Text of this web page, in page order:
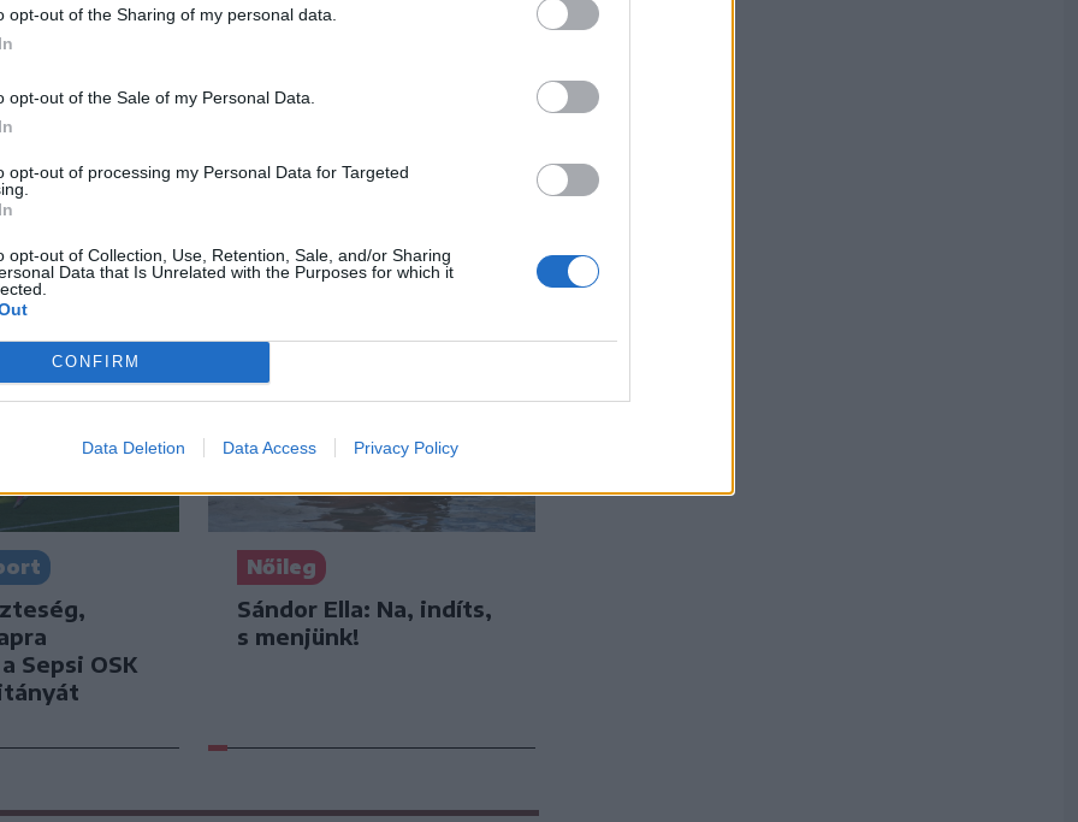
opt-out of the Sharing of my personal data.
opt-out of the Sale of my Personal Data.
opt-out of processing my Personal Data for Targeted
opt-out of Collection, Use, Retention, Sale, and/or Sharing
Data that Is Unrelated with the Purposes for which it
CONFIRM
Data Deletion Data Access Privacy Policy
ára
belé a Kolozsvári CFR,
Sepsi OSK
Nőileg
Sándor Ella: Na, indíts,
s menjünk!